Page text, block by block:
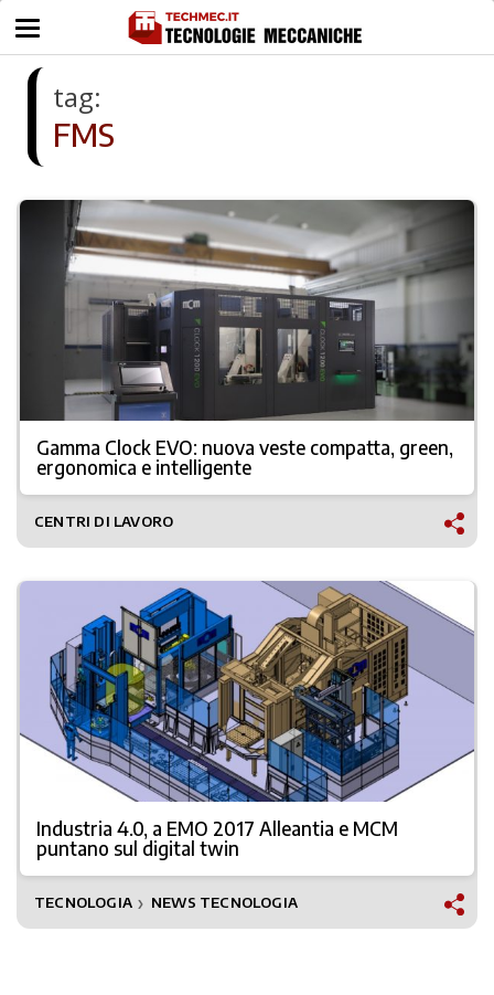
tag:
FMS
Gamma Clock EVO: nuova veste compatta, green,
ergonomica e intelligente
CENTRI DI LAVORO
Industria 4.0, a EMO 2017 Alleantia e MCM
puntano sul digital twin
TECNOLOGIA ❯ NEWS TECNOLOGIA